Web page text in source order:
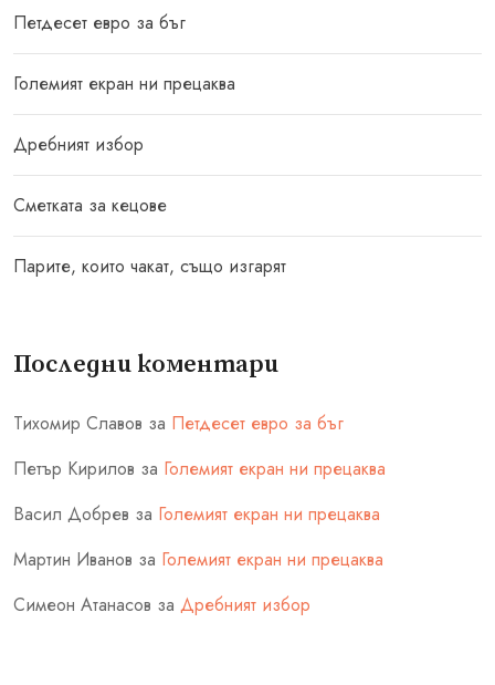
Петдесет евро за бъг
Големият екран ни прецаква
Дребният избор
Сметката за кецове
Парите, които чакат, също изгарят
Последни коментари
Тихомир Славов за Петдесет евро за бъг
Петър Кирилов за Големият екран ни прецаква
Васил Добрев за Големият екран ни прецаква
Мартин Иванов за Големият екран ни прецаква
Симеон Атанасов за Дребният избор